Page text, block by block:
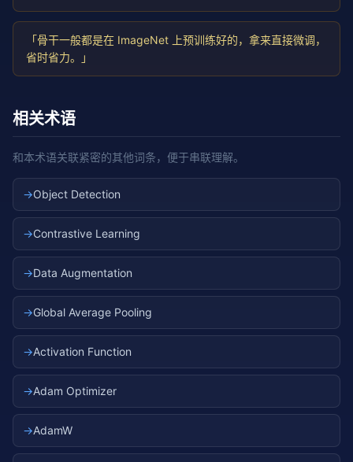
「骨干一般都是在 ImageNet 上预训练好的，拿来直接微调，
省时省力。」
相关术语
和本术语关联紧密的其他词条，便于串联理解。
→Object Detection
→Contrastive Learning
→Data Augmentation
→Global Average Pooling
→Activation Function
→Adam Optimizer
→AdamW